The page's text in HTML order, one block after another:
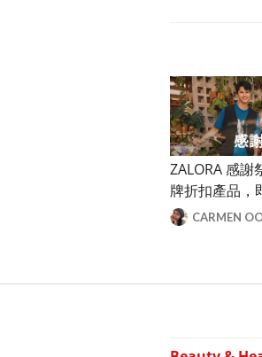
ZALORA 感
牌折扣產品，
CARMEN